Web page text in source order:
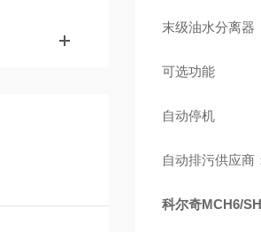
末级油水分离器
可选功能
自动停机
自动排污供应商
科尔奇MCH6/